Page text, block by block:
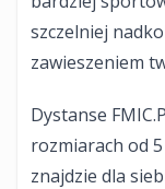
szczelniej
zawieszeniem
Dystanse
rozmiarach od
znajdzie dla